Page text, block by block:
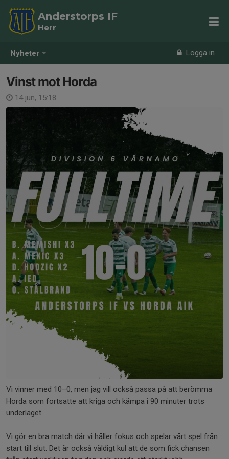
Nyheter Logga in
Anderstorps IF
Herr
Vinst mot Horda
14 jun, 15:18
Vi vinner med 10–0, men jag vill också passa på att berömma
Horda som fortsatte att kriga och kämpa i 90 minuter trots
underläget.
Vi gör en bra match där vi håller fokus och spelar vårt spel från
start till slut. Det är också väldigt kul att de som fick chansen